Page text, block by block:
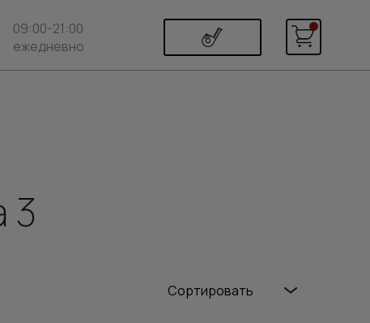
09:00-21:00
ежедневно
3
Сортировать